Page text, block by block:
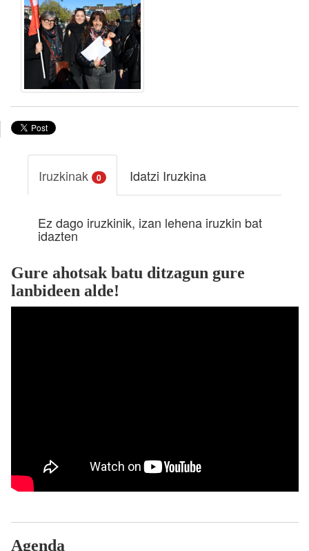
Iruzkinak 0 Idatzi Iruzkina
Ez dago iruzkinik, izan lehena iruzkin bat
idazten
Gure ahotsak batu ditzagun gure
lanbideen alde!
Agenda